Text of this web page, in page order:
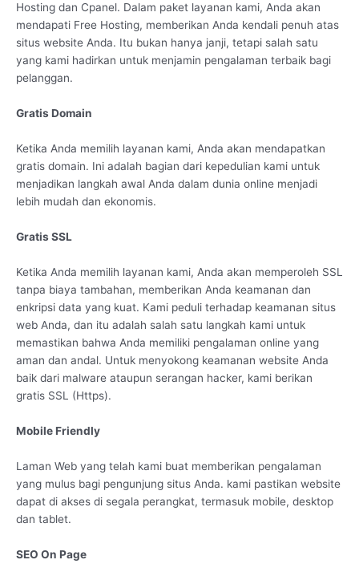
Hosting dan Cpanel. Dalam paket layanan kami, Anda akan
mendapati Free Hosting, memberikan Anda kendali penuh atas
situs website Anda. Itu bukan hanya janji, tetapi salah satu
yang kami hadirkan untuk menjamin pengalaman terbaik bagi
pelanggan.
Gratis Domain
Ketika Anda memilih layanan kami, Anda akan mendapatkan
gratis domain. Ini adalah bagian dari kepedulian kami untuk
menjadikan langkah awal Anda dalam dunia online menjadi
lebih mudah dan ekonomis.
Gratis SSL
Ketika Anda memilih layanan kami, Anda akan memperoleh SSL
tanpa biaya tambahan, memberikan Anda keamanan dan
enkripsi data yang kuat. Kami peduli terhadap keamanan situs
web Anda, dan itu adalah salah satu langkah kami untuk
memastikan bahwa Anda memiliki pengalaman online yang
aman dan andal. Untuk menyokong keamanan website Anda
baik dari malware ataupun serangan hacker, kami berikan
gratis SSL (Https).
Mobile Friendly
Laman Web yang telah kami buat memberikan pengalaman
yang mulus bagi pengunjung situs Anda. kami pastikan website
dapat di akses di segala perangkat, termasuk mobile, desktop
dan tablet.
SEO On Page